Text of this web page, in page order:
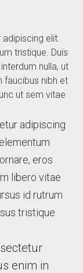
elit.
tristique. Duis
nulla, ut
faucibus nibh et
ut sem vitae
adipiscing
eros
libero vitae
id rutrum
tristique
enim in